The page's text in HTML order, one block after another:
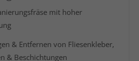
mit hoher
& Entfernen von Fliesenkleber,
& Beschichtungen